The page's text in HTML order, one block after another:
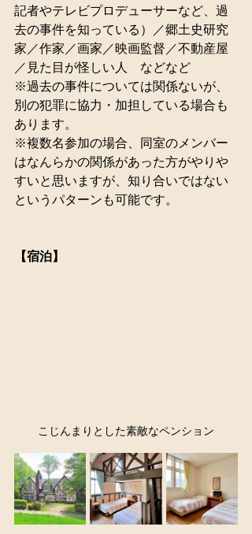
記者やテレビプロデューサーなど、過
去の事件を知っている）／郷土史研究
家／作家／画家／映画監督／不動産屋
／見た目が怪しい人　などなど
※過去の事件については関係ないが、
別の犯罪に協力・加担している場合も
あります。
※複数名参加の場合、同室のメンバー
はなんらかの関係があった方がやりや
すいと思いますが、知り合いではない
というパターンも可能です。
【宿泊】
こじんまりとした素敵なペンション